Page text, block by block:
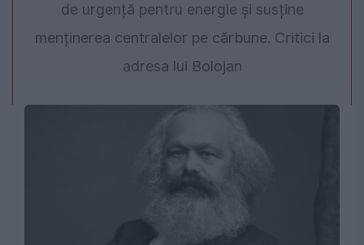
de urgență pentru energie și susține
menținerea centralelor pe cărbune. Critici la
adresa lui Bolojan